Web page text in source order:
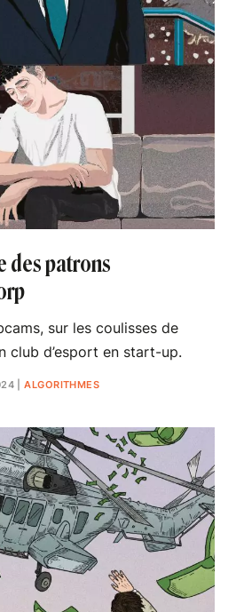
des patrons
sur les coulisses de
club d’esport en start-up.
|ALGORITHMES